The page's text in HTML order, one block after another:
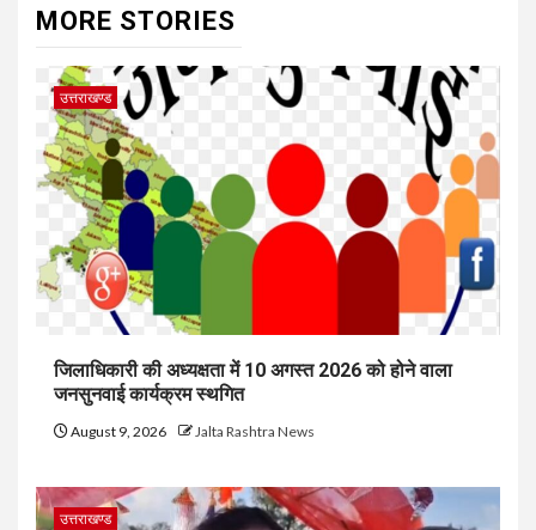
MORE STORIES
उत्तराखण्ड
जिलाधिकारी की अध्यक्षता में 10 अगस्त 2026 को होने वाला
जनसुनवाई कार्यक्रम स्थगित
August 9, 2026 Jalta Rashtra News
उत्तराखण्ड